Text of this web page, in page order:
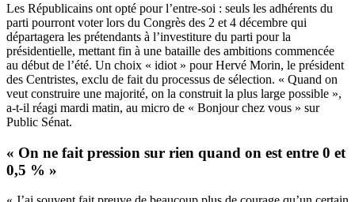
Les Républicains ont opté pour l’entre-soi : seuls les adhérents du
parti pourront voter lors du Congrès des 2 et 4 décembre qui
départagera les prétendants à l’investiture du parti pour la
présidentielle, mettant fin à une bataille des ambitions commencée
au début de l’été. Un choix « idiot » pour Hervé Morin, le président
des Centristes, exclu de fait du processus de sélection. « Quand on
veut construire une majorité, on la construit la plus large possible »,
a-t-il réagi mardi matin, au micro de « Bonjour chez vous » sur
Public Sénat.
« On ne fait pression sur rien quand on est entre 0 et
0,5 % »